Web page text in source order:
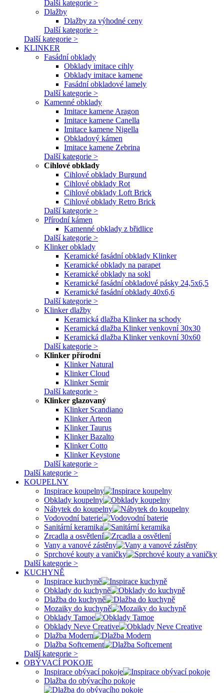
Další kategorie >
Dlažby
Dlažby za výhodné ceny
Další kategorie >
Další kategorie >
KLINKER
Fasádní obklady
Obklady imitace cihly
Obklady imitace kamene
Fasádní obkladové lamely
Další kategorie >
Kamenné obklady
Imitace kamene Aragon
Imitace kamene Canella
Imitace kamene Nigella
Obkladový kámen
Imitace kamene Zebrina
Další kategorie >
Cihlové obklady
Cihlové obklady Burgund
Cihlové obklady Rot
Cihlové obklady Loft Brick
Cihlové obklady Retro Brick
Další kategorie >
Přírodní kámen
Kamenné obklady z břidlice
Další kategorie >
Klinker obklady
Keramické fasádní obklady Klinker
Keramické obklady na parapet
Keramické obklady na sokl
Keramické fasádní obkladové pásky 24,5x6,5
Keramické fasádní obklady 40x6,6
Další kategorie >
Klinker dlažby
Keramická dlažba Klinker na schody
Keramická dlažba Klinker venkovní 30x30
Keramická dlažba Klinker venkovní 30x60
Další kategorie >
Klinker přírodní
Klinker Natural
Klinker Cloud
Klinker Semir
Další kategorie >
Klinker glazovaný
Klinker Scandiano
Klinker Arteon
Klinker Taurus
Klinker Bazalto
Klinker Cotto
Klinker Keystone
Další kategorie >
Další kategorie >
KOUPELNY
Inspirace koupelny
Obklady koupelny
Nábytek do koupelny
Vodovodní baterie
Sanitární keramika
Zrcadla a osvětlení
Vany a vanové zástěny
Sprchové kouty a vaničky
Další kategorie >
KUCHYNĚ
Inspirace kuchyně
Obklady do kuchyně
Dlažba do kuchyně
Mozaiky do kuchyně
Obklady Tamoe
Obklady Neve Creative
Dlažba Modern
Dlažba Softcement
Další kategorie >
OBÝVACÍ POKOJE
Inspirace obývací pokoje
Dlažba do obývacího pokoje